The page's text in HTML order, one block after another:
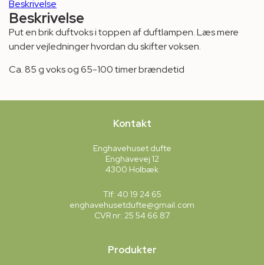
antal
Beskrivelse
Beskrivelse
Put en brik duftvoks i toppen af duftlampen. Læs mere
under vejledninger hvordan du skifter voksen.
Ca. 85 g voks og 65-100 timer brændetid
Kontakt
Enghavehuset dufte
Enghavevej 12
4300 Holbæk
Tlf: 40 19 24 65
enghavehusetdufte@gmail.com
CVR nr: 25 54 66 87
Produkter